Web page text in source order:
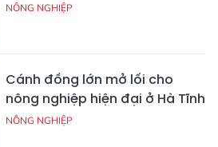
NÔNG NGHIỆP
Cánh đồng lớn mở lối cho
nông nghiệp hiện đại ở Hà Tĩnh
NÔNG NGHIỆP